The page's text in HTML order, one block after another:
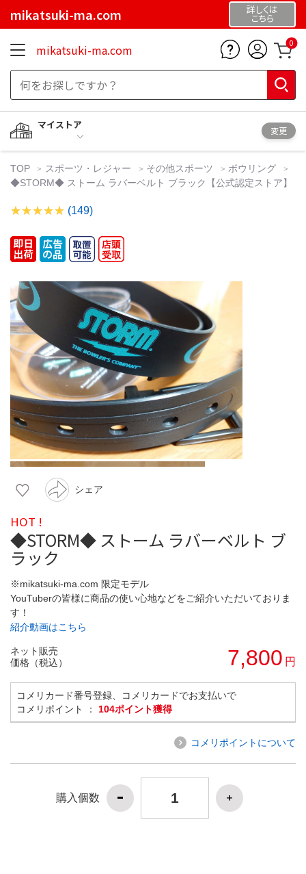
mikatsuki-ma.com 詳しくは
こちら
mikatsuki-ma.com 0
マイストア
変更
TOP スポーツ・レジャー その他スポーツ
ボウリング
◆STORM◆ ストーム ラバーベルト ブラック【公式認定ストア】
(149)
シェア
HOT !
◆STORM◆ ストーム ラバーベルト ブ
ラック
※mikatsuki-ma.com 限定モデル
YouTuberの皆様に商品の使い心地などをご紹介いただいておりま
す！
紹介動画はこちら
ネット販売
価格（税込）
7,800 円
コメリカード番号登録、コメリカードでお支払いで
コメリポイント ： 104ポイント獲得
コメリポイントについて
購入個数